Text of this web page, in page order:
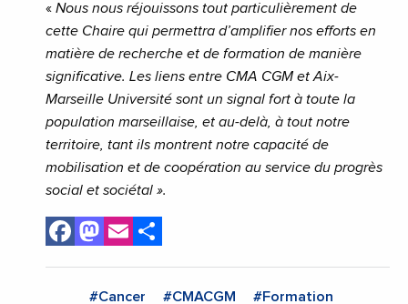
« Nous nous réjouissons tout particulièrement de
cette Chaire qui permettra d’amplifier nos efforts en
matière de recherche et de formation de manière
significative. Les liens entre CMA CGM et Aix-
Marseille Université sont un signal fort à toute la
population marseillaise, et au-delà, à tout notre
territoire, tant ils montrent notre capacité de
mobilisation et de coopération au service du progrès
social et sociétal ».
Facebook
Mastodon
Email
#Cancer #CMACGM #Formation